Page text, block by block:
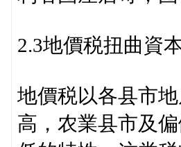
2.3地價税扭曲資
地價税以各县市
高，农業县市及